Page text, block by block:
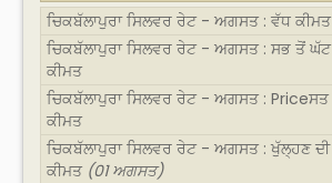
ਚਿਕਬੱਲਾਪੁਰਾ ਸਿਲਵਰ ਰੇਟ - ਅਗਸਤ : ਵੱਧ ਕੀਮਤ
ਚਿਕਬੱਲਾਪੁਰਾ ਸਿਲਵਰ ਰੇਟ - ਅਗਸਤ : ਸਭ ਤੋਂ ਘੱਟ
ਕੀਮਤ
ਚਿਕਬੱਲਾਪੁਰਾ ਸਿਲਵਰ ਰੇਟ - ਅਗਸਤ : Priceਸਤ
ਕੀਮਤ
ਚਿਕਬੱਲਾਪੁਰਾ ਸਿਲਵਰ ਰੇਟ - ਅਗਸਤ : ਖੁੱਲ੍ਹਣ ਦੀ
ਕੀਮਤ (01 ਅਗਸਤ)